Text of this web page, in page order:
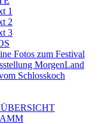
1
2
3
Fotos zum Festival
MorgenLand
Schlosskoch